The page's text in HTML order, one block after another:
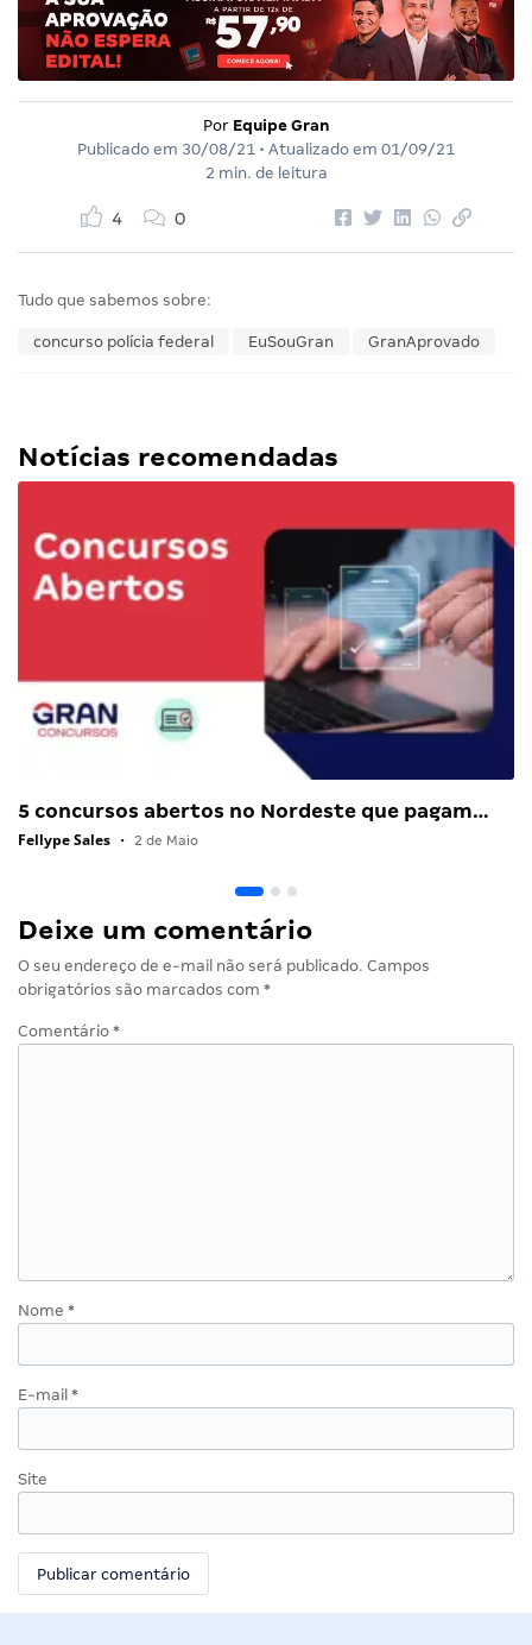
Por Equipe Gran
Publicado em 30/08/21 • Atualizado em 01/09/21
2 min. de leitura
4 0
Tudo que sabemos sobre:
concurso polícia federal EuSouGran GranAprovado
Notícias recomendadas
5 concursos abertos no Nordeste que pagam…
Fellype Sales • 2 de Maio
Deixe um comentário
O seu endereço de e-mail não será publicado. Campos
obrigatórios são marcados com *
Comentário *
Nome *
E-mail *
Site